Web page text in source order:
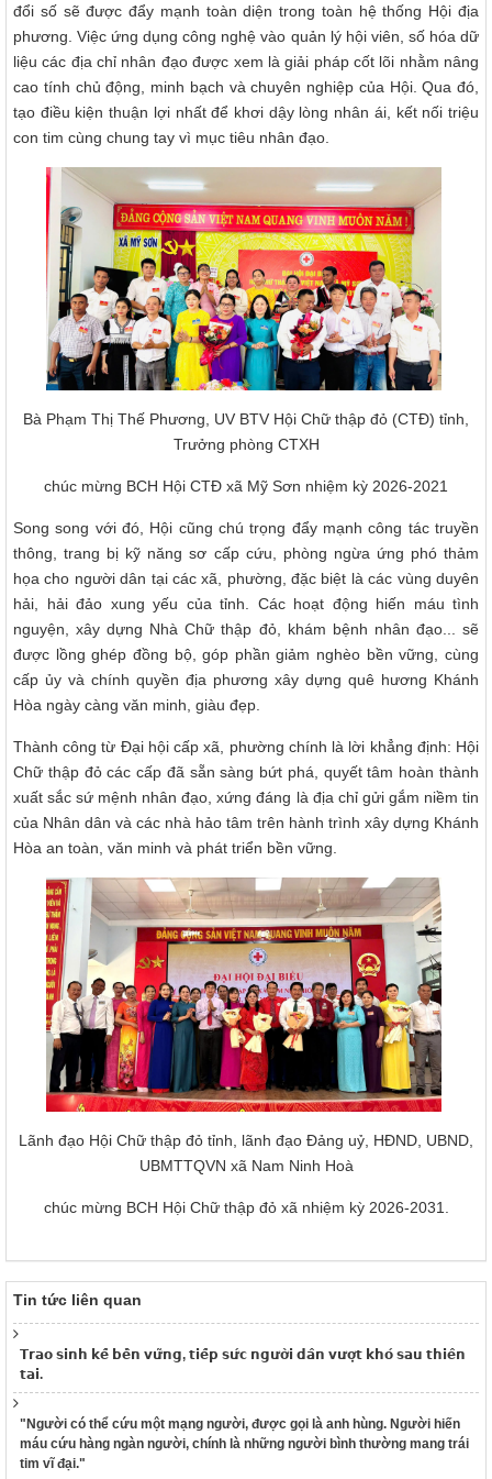
đổi số sẽ được đẩy mạnh toàn diện trong toàn hệ thống Hội địa
phương. Việc ứng dụng công nghệ vào quản lý hội viên, số hóa dữ
liệu các địa chỉ nhân đạo được xem là giải pháp cốt lõi nhằm nâng
cao tính chủ động, minh bạch và chuyên nghiệp của Hội. Qua đó,
tạo điều kiện thuận lợi nhất để khơi dậy lòng nhân ái, kết nối triệu
con tim cùng chung tay vì mục tiêu nhân đạo.
Bà Phạm Thị Thế Phương, UV BTV Hội Chữ thập đỏ (CTĐ) tỉnh,
Trưởng phòng CTXH
chúc mừng BCH Hội CTĐ xã Mỹ Sơn nhiệm kỳ 2026-2021
Song song với đó, Hội cũng chú trọng đẩy mạnh công tác truyền
thông, trang bị kỹ năng sơ cấp cứu, phòng ngừa ứng phó thảm
họa cho người dân tại các xã, phường, đặc biệt là các vùng duyên
hải, hải đảo xung yếu của tỉnh. Các hoạt động hiến máu tình
nguyện, xây dựng Nhà Chữ thập đỏ, khám bệnh nhân đạo... sẽ
được lồng ghép đồng bộ, góp phần giảm nghèo bền vững, cùng
cấp ủy và chính quyền địa phương xây dựng quê hương Khánh
Hòa ngày càng văn minh, giàu đẹp.
Thành công từ Đại hội cấp xã, phường chính là lời khẳng định: Hội
Chữ thập đỏ các cấp đã sẵn sàng bứt phá, quyết tâm hoàn thành
xuất sắc sứ mệnh nhân đạo, xứng đáng là địa chỉ gửi gắm niềm tin
của Nhân dân và các nhà hảo tâm trên hành trình xây dựng Khánh
Hòa an toàn, văn minh và phát triển bền vững.
Lãnh đạo Hội Chữ thập đỏ tỉnh, lãnh đạo Đảng uỷ, HĐND, UBND,
UBMTTQVN xã Nam Ninh Hoà
chúc mừng BCH Hội Chữ thập đỏ xã nhiệm kỳ 2026-2031.
Tin tức liên quan
𝗧𝗿𝗮𝗼 𝘀𝗶𝗻𝗵 𝗸𝗲̂́ 𝗯𝗲̂̀𝗻 𝘃𝘂̛̃𝗻𝗴, 𝘁𝗶𝗲̂́𝗽 𝘀𝘂̛́𝗰 𝗻𝗴𝘂̛𝗼̛̀𝗶 𝗱𝗮̂𝗻 𝘃𝘂̛𝗼̛̣𝘁 𝗸𝗵𝗼́ 𝘀𝗮𝘂 𝘁𝗵𝗶𝗲̂𝗻
𝘁𝗮𝗶.
"Người có thể cứu một mạng người, được gọi là anh hùng. Người hiến
máu cứu hàng ngàn người, chính là những người bình thường mang trái
tim vĩ đại."